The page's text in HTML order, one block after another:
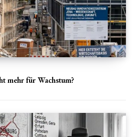
mehr für Wachstum?